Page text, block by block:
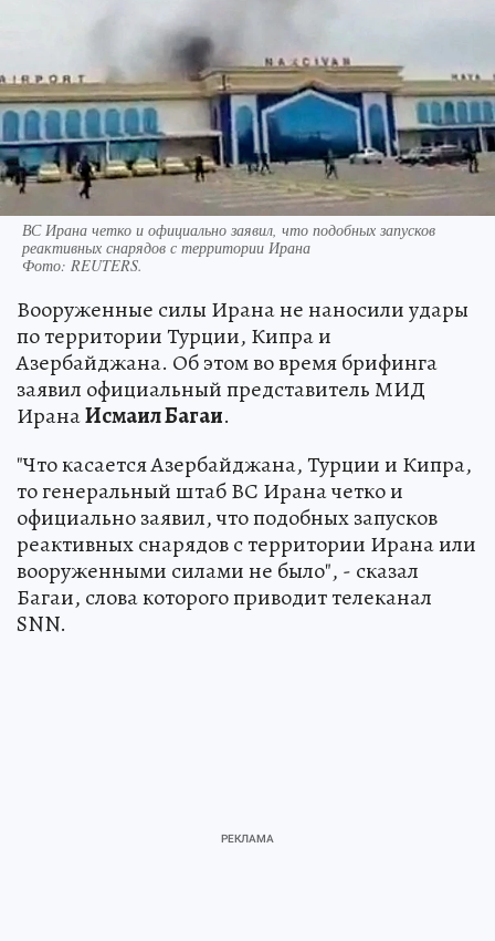
ВС Ирана четко и официально заявил, что подобных запусков
реактивных снарядов с территории Ирана
Фото: REUTERS.
Вооруженные силы Ирана не наносили удары
по территории Турции, Кипра и
Азербайджана. Об этом во время брифинга
заявил официальный представитель МИД
ИранаИсмаил Багаи.
"Что касается Азербайджана, Турции и Кипра,
то генеральный штаб ВС Ирана четко и
официально заявил, что подобных запусков
реактивных снарядов с территории Ирана или
вооруженными силами не было", - сказал
Багаи, слова которого приводит телеканал
SNN.